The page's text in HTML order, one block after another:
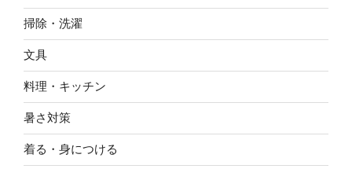
掃除・洗濯
文具
料理・キッチン
暑さ対策
着る・身につける